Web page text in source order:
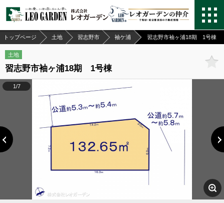
トップページ 土地 習志野市 袖ケ浦 習志野市袖ヶ浦18期 1号棟
土地
習志野市袖ヶ浦18期 1号棟
1/7